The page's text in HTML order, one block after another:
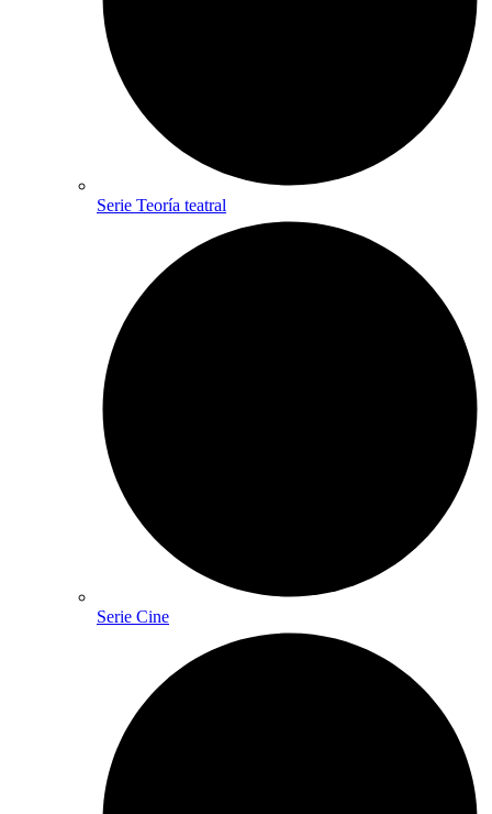
Serie Teoría teatral
Serie Cine